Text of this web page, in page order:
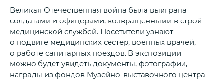
Великая Отечественная война была выиграна
солдатами и офицерами, возвращенными в строй
медицинской службой. Посетители узнают
о подвиге медицинских сестер, военных врачей,
о работе санитарных поездов. В экспозиции
можно будет увидеть документы, фотографии,
награды из фондов Музейно-выставочного центра